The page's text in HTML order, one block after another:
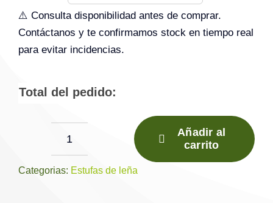
⚠️ Consulta disponibilidad antes de comprar.
Contáctanos y te confirmamos stock en tiempo real
para evitar incidencias.
Total del pedido:
de
Añadir al
carrito
Categorias: Estufas de leña